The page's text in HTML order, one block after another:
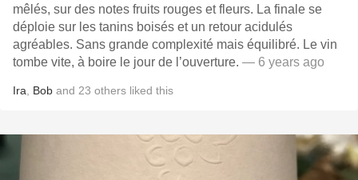
mêlés, sur des notes fruits rouges et fleurs. La finale se
déploie sur les tanins boisés et un retour acidulés
agréables. Sans grande complexité mais équilibré. Le vin
tombe vite, à boire le jour de l’ouverture. — 6 years ago
Ira Bob and 23 others liked this